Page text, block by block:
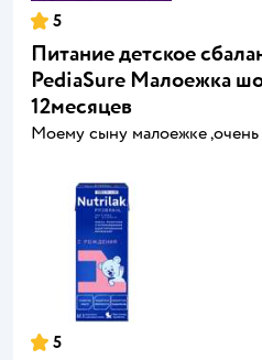
5
Питание детское
PediaSure Малоежка
12месяцев
Моему сыну малоежке ,очень
5